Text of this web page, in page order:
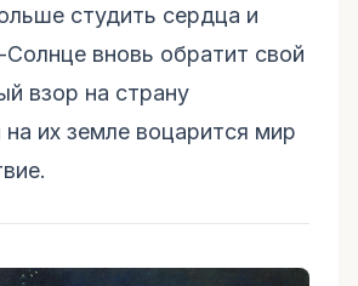
студить сердца и
вновь обратит свой
взор на страну
на их земле воцарится мир